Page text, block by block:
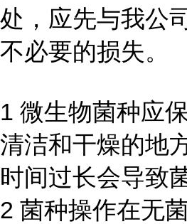
处，应先与我公
不必要的损失。
1 微生物菌种应
清洁和干燥的地
时间过长会导致
2 菌种操作在无